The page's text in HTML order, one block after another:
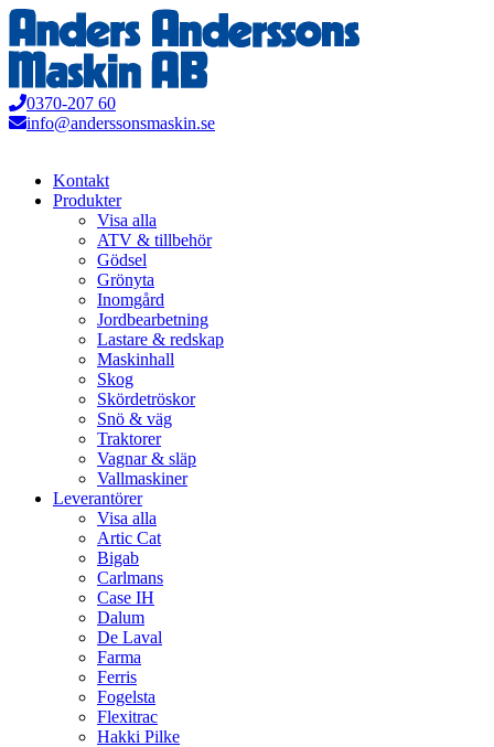
Hoppa
till
innehåll
0370-207 60
info@anderssonsmaskin.se
Kontakt
Produkter
Visa alla
ATV & tillbehör
Gödsel
Grönyta
Inomgård
Jordbearbetning
Lastare & redskap
Maskinhall
Skog
Skördetröskor
Snö & väg
Traktorer
Vagnar & släp
Vallmaskiner
Leverantörer
Visa alla
Artic Cat
Bigab
Carlmans
Case IH
Dalum
De Laval
Farma
Ferris
Fogelsta
Flexitrac
Hakki Pilke